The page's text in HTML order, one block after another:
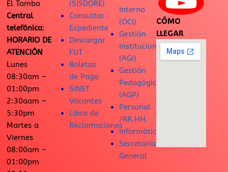
El Tambo
Central
telefónica:
HORARIO DE
ATENCIÓN
Lunes
08:30am –
01:00pm
2:30aam –
5:30pm
Martes a
Viernes
08:00am –
01:00pm
(SISDORE)
Consultar
Expediente
Descargar
FUT
Boletas
de Pago
SINET
Vacantes
Libro de
Reclamaciones
Interno
(OCI)
Gestión
Institucional
(AGI)
Gestión
Pedagógica
(AGP)
Personal
/RR.HH.
Informática
Secretaría
General
CÓMO
LLEGAR